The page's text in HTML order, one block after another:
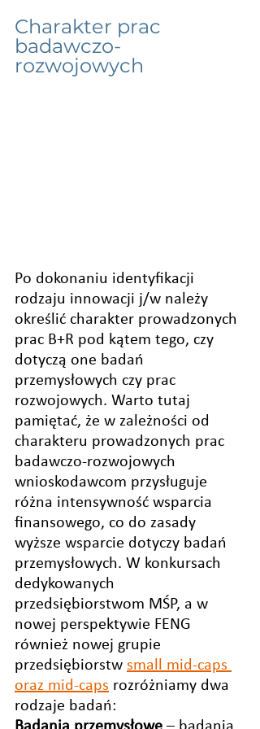
Charakter prac
badawczo-
rozwojowych
Po dokonaniu identyfikacji
rodzaju innowacji j/w należy
określić charakter prowadzonych
prac B+R pod kątem tego, czy
dotyczą one badań
przemysłowych czy prac
rozwojowych. Warto tutaj
pamiętać, że w zależności od
charakteru prowadzonych prac
badawczo-rozwojowych
wnioskodawcom przysługuje
różna intensywność wsparcia
finansowego, co do zasady
wyższe wsparcie dotyczy badań
przemysłowych. W konkursach
dedykowanych
przedsiębiorstwom MŚP, a w
nowej perspektywie FENG
również nowej grupie
przedsiębiorstw small mid-caps
oraz mid-caps rozróżniamy dwa
rodzaje badań: